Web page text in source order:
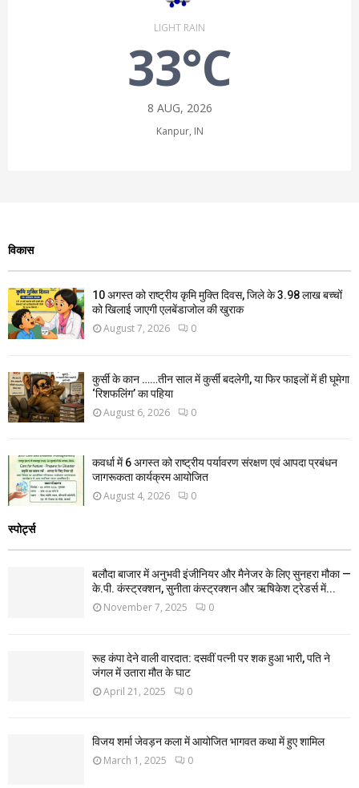
LIGHT RAIN
33°C
8 AUG, 2026
Kanpur, IN
विकास
10 अगस्त को राष्ट्रीय कृमि मुक्ति दिवस, जिले के 3.98 लाख बच्चों
को खिलाई जाएगी एलबेंडाजोल की खुराक
August 7, 2026 0
कुर्सी के कान ……तीन साल में कुर्सी बदलेगी, या फिर फाइलों में ही घूमेगा
‘रिशफलिंग’ का पहिया
August 6, 2026 0
कवर्धा में 6 अगस्त को राष्ट्रीय पर्यावरण संरक्षण एवं आपदा प्रबंधन
जागरूकता कार्यक्रम आयोजित
August 4, 2026 0
स्पोर्ट्स
बलौदा बाजार में अनुभवी इंजीनियर और मैनेजर के लिए सुनहरा मौका —
के.पी. कंस्ट्रक्शन, सुनीता कंस्ट्रक्शन और ऋषिकेश ट्रेडर्स में...
November 7, 2025 0
रूह कंपा देने वाली वारदात: दसवीं पत्नी पर शक हुआ भारी, पति ने
जंगल में उतारा मौत के घाट
April 21, 2025 0
विजय शर्मा जेवड़न कला में आयोजित भागवत कथा में हुए शामिल
March 1, 2025 0